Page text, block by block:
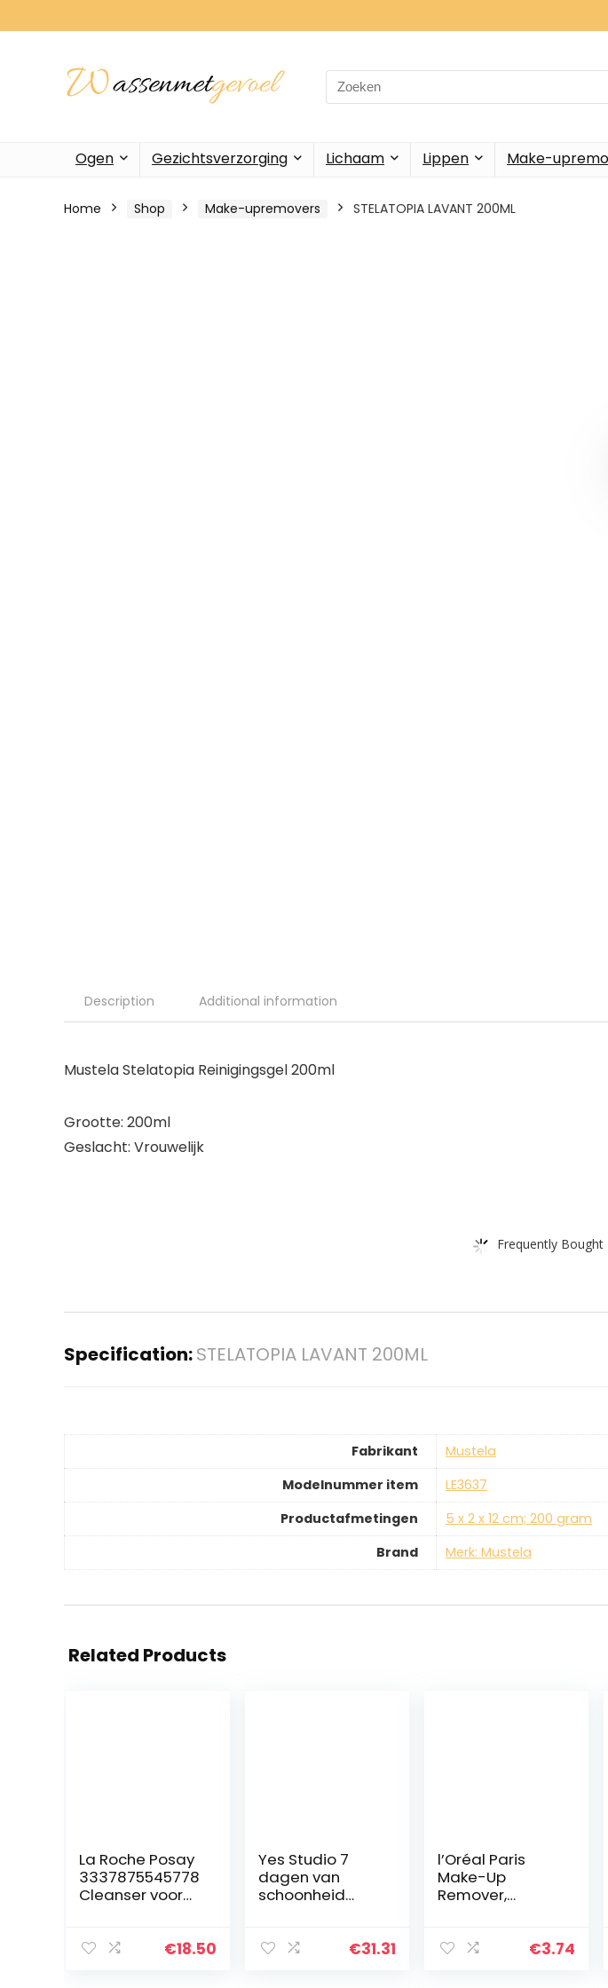
Search
for:
Ogen Gezichtsverzorging Lichaam Lippen Make-
Home Shop Make-upremovers STELATOPIA LAVANT 200ML
Description Additional information
Mustela Stelatopia Reinigingsgel 200ml
Grootte: 200ml
Geslacht: Vrouwelijk
Frequently Bought
Specification:STELATOPIA LAVANT 200ML
Fabrikant
‎Mustela
Modelnummer item
‎LE3637
Productafmetingen
‎5 x 2 x 12 cm; 200 gram
Brand
Merk: Mustela
Related Products
La Roche Posay
3337875545778
Cleanser voor
€18.50
Yes Studio 7
dagen van
schoonheid
remover doeken
€31.31
l’Oréal Paris
Make-Up
Remover,
125 ml
€3.74